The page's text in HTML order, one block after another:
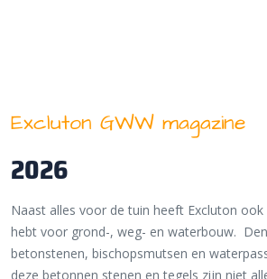
Excluton GWW magazine
2026
Naast alles voor de tuin heeft Excluton
hebt voor grond-, weg- en waterbouw.
betonstenen, bischopsmutsen en
deze betonnen stenen en tegels zijn niet